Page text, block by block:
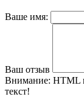
Ваше имя:
Ваш отзыв
Внимание: HTML
текст!